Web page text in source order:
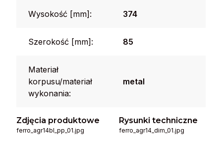
Wysokość [mm]: 374
Szerokość [mm]: 85
Materiał
korpusu/materiał
wykonania:
metal
Zdjęcia produktowe
ferro_agr14bl_pp_01.jpg
Rysunki techniczne
ferro_agr14_dim_01.jpg